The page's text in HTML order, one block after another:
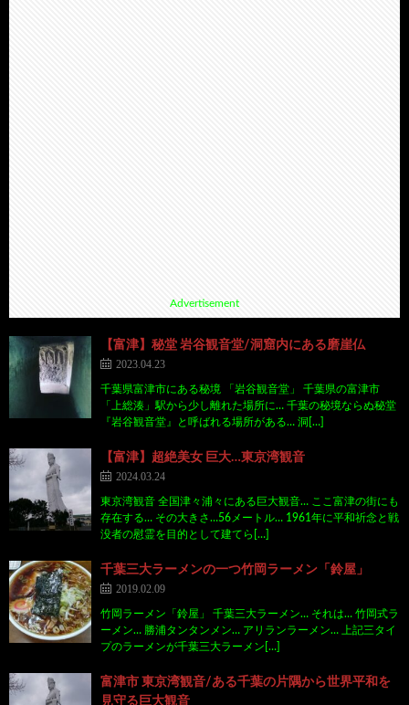
Advertisement
【富津】秘堂 岩谷観音堂/洞窟内にある磨崖仏
2023.04.23
千葉県富津市にある秘境 「岩谷観音堂」 千葉県の富津市
「上総湊」駅から少し離れた場所に… 千葉の秘境ならぬ秘堂
『岩谷観音堂』と呼ばれる場所がある… 洞[…]
【富津】超絶美女 巨大…東京湾観音
2024.03.24
東京湾観音 全国津々浦々にある巨大観音… ここ富津の街にも
存在する… その大きさ…56メートル… 1961年に平和祈念と戦
没者の慰霊を目的として建てら[…]
千葉三大ラーメンの一つ竹岡ラーメン「鈴屋」
2019.02.09
竹岡ラーメン「鈴屋」 千葉三大ラーメン… それは… 竹岡式ラ
ーメン… 勝浦タンタンメン… アリランラーメン… 上記三タイ
プのラーメンが千葉三大ラーメン[…]
富津市 東京湾観音/ある千葉の片隅から世界平和を
見守る巨大観音